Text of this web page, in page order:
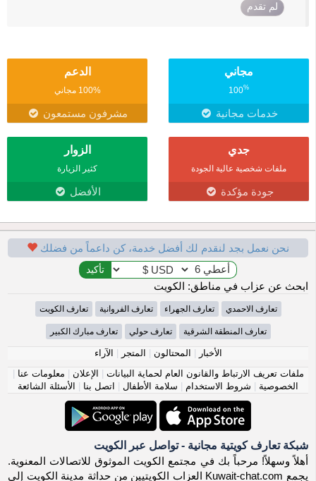
لم تقدم
مجاني
100%
خدمات مجانية
الدعم
100% مجاني
مشرفون مستمعون
جدي
ملفات شخصية عالية الجودة
جودة مؤكدة
الزوار
كثير الزيارة
الأفضل
نحن نعمل بجد لنقدم لك أفضل خدمة، كن داعماً من فضلك
ابحث عن عزاب في مناطق: الكويت
تعارف الاحمدي تعارف الجهراء تعارف الفروانية تعارف الكويت
تعارف المنطقة الشرقية تعارف حولي تعارف مبارك الكبير
الأخبار | المحتالون | المتجر | الآراء
ملفات تعريف الارتباط والقانون العام لحماية البيانات | الإعلان | معلومات عنا |
الخصوصية | شروط الاستخدام | سلامة الأطفال | اتصل بنا | الأسئلة الشائعة
شبكة تعارف كويتية مجانية - تواصل عبر الكويت
أهلاً وسهلاً! مرحباً بك في مجتمع الكويت الموثوق للاتصالات المعنوية.
يجمع Kuwait-chat.com العزاب الكويتيين من حداثة مدينة الكويت إلى